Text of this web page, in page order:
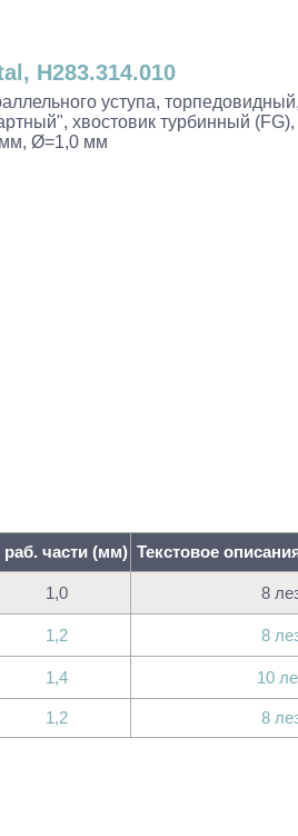
H283.314.010
уступа,
хвостовик турбинный (FG),
мм, Ø=1,0 мм
части (мм) Текстовое
1,0 8
1,2 8
1,4 10
1,2 8